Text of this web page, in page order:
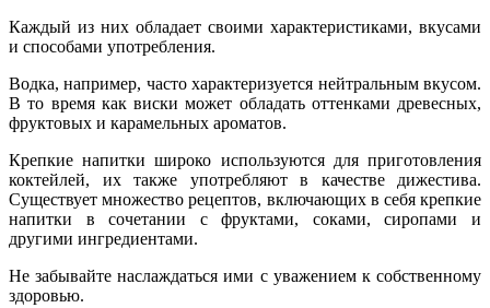
Каждый из них обладает своими характеристиками, вкусами
и способами употребления.
Водка, например, часто характеризуется нейтральным вкусом.
В то время как виски может обладать оттенками древесных,
фруктовых и карамельных ароматов.
Крепкие напитки широко используются для приготовления
коктейлей, их также употребляют в качестве дижестива.
Существует множество рецептов, включающих в себя крепкие
напитки в сочетании с фруктами, соками, сиропами и
другими ингредиентами.
Не забывайте наслаждаться ими с уважением к собственному
здоровью.